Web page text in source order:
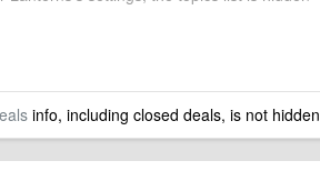
info, including closed deals, is not hidden